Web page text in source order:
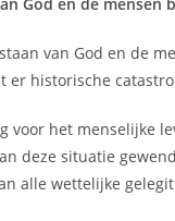
van God en de
er historische
voor het menselijke
deze situatie
alle wettelijke